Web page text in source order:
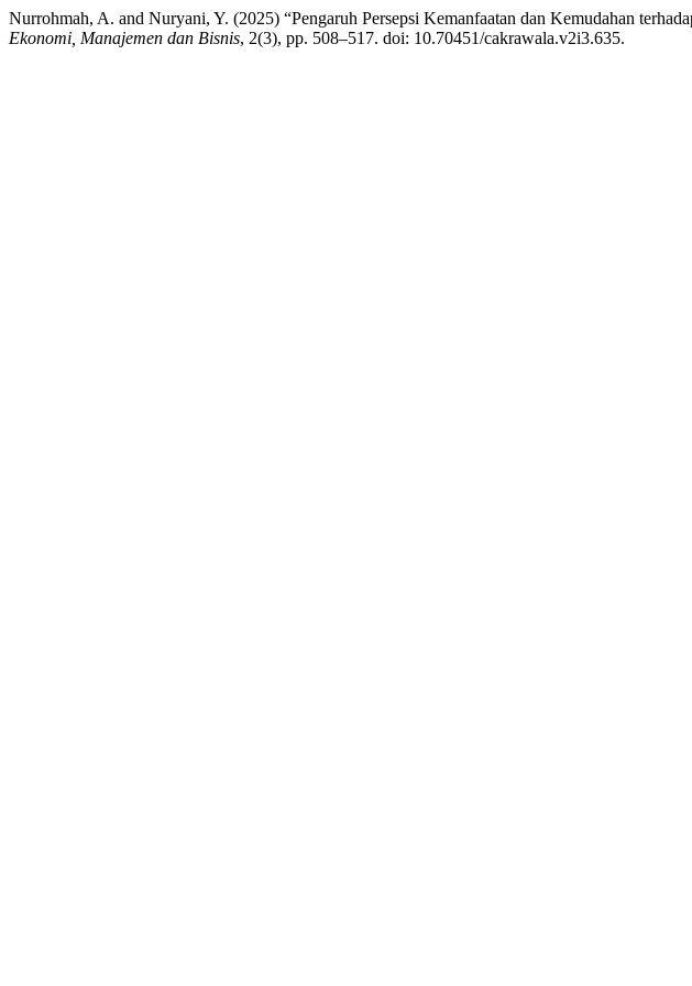
Nurrohmah, A. and Nuryani, Y. (2025) “Pengaruh Persepsi Kemanfaatan dan Kemudahan
Ekonomi, Manajemen dan Bisnis, 2(3), pp. 508–517. doi: 10.70451/cakrawala.v2i3.635.